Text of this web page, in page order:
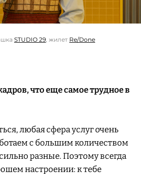
STUDIO 29 , жилет Re/Done
что еще самое трудное в
любая сфера услуг очень
с большим количеством
разные. Поэтому всегда
настроении: к тебе